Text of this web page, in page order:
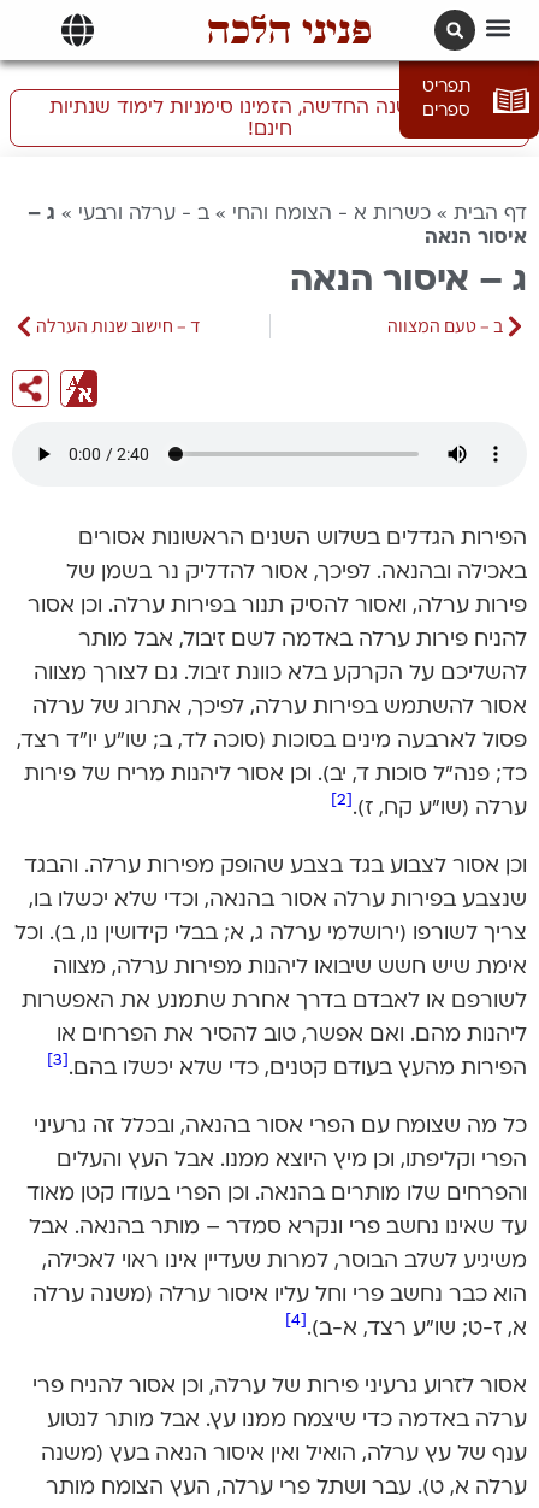
פניני הלכה
תפריט
ספרים
התכוננו לשנה החדשה, הזמינו סימניות לימוד שנתיות
חינם!
דף הבית » כשרות א - הצומח והחי » ב - ערלה ורבעי » ג –
איסור הנאה
ג – איסור הנאה
ב – טעם המצווה ד – חישוב שנות הערלה
הפירות הגדלים בשלוש השנים הראשונות אסורים
באכילה ובהנאה. לפיכך, אסור להדליק נר בשמן של
פירות ערלה, ואסור להסיק תנור בפירות ערלה. וכן אסור
להניח פירות ערלה באדמה לשם זיבול, אבל מותר
להשליכם על הקרקע בלא כוונת זיבול. גם לצורך מצווה
אסור להשתמש בפירות ערלה, לפיכך, אתרוג של ערלה
פסול לארבעה מינים בסוכות (סוכה לד, ב; שו”ע יו”ד רצד,
כד; פנה”ל סוכות ד, יב). וכן אסור ליהנות מריח של פירות
ערלה (שו”ע קח, ז).
וכן אסור לצבוע בגד בצבע שהופק מפירות ערלה. והבגד
שנצבע בפירות ערלה אסור בהנאה, וכדי שלא יכשלו בו,
צריך לשורפו (ירושלמי ערלה ג, א; בבלי קידושין נו, ב). וכל
אימת שיש חשש שיבואו ליהנות מפירות ערלה, מצווה
לשורפם או לאבדם בדרך אחרת שתמנע את האפשרות
ליהנות מהם. ואם אפשר, טוב להסיר את הפרחים או
הפירות מהעץ בעודם קטנים, כדי שלא יכשלו בהם.
כל מה שצומח עם הפרי אסור בהנאה, ובכלל זה גרעיני
הפרי וקליפתו, וכן מיץ היוצא ממנו. אבל העץ והעלים
והפרחים שלו מותרים בהנאה. וכן הפרי בעודו קטן מאוד
עד שאינו נחשב פרי ונקרא סמדר – מותר בהנאה. אבל
משיגיע לשלב הבוסר, למרות שעדיין אינו ראוי לאכילה,
הוא כבר נחשב פרי וחל עליו איסור ערלה (משנה ערלה
א, ז-ט; שו”ע רצד, א-ב).
אסור לזרוע גרעיני פירות של ערלה, וכן אסור להניח פרי
ערלה באדמה כדי שיצמח ממנו עץ. אבל מותר לנטוע
ענף של עץ ערלה, הואיל ואין איסור הנאה בעץ (משנה
ערלה א, ט). עבר ושתל פרי ערלה, העץ הצומח מותר